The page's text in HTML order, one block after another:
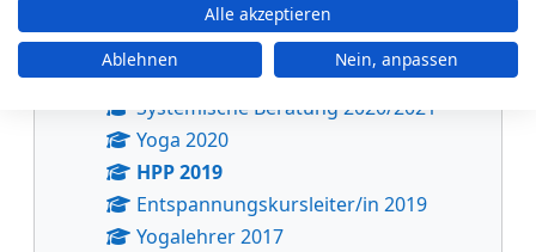
Yogalehrer*in 2022 - 2024
Pilatestrainer*in 2021
EKL 2021
Systemische Beratung 2020/2021
Yoga 2020
HPP 2019
Entspannungskursleiter/in 2019
Yogalehrer 2017
Alle akzeptieren
Ablehnen
Nein, anpassen